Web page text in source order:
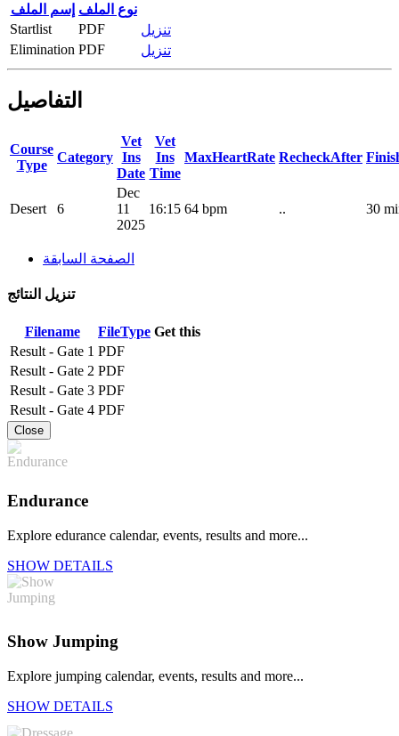
إسم الملف نوع الملف
Startlist
PDF
تنزيل
Elimination PDF تنزيل
التفاصيل
Course
Type
Category
Vet
Ins
Date
Vet
Ins
Time
MaxHeartRate RecheckAfter
Desert 6
Dec
11
2025
16:15 64 bpm .. 30
الصفحة السابقة
تنزيل النتائج
Filename FileType Get this
Result - Gate 1 PDF
Result - Gate 2 PDF
Result - Gate 3 PDF
Result - Gate 4 PDF
Close
Endurance
Explore edurance calendar, events, results and more...
SHOW DETAILS
Show Jumping
Explore jumping calendar, events, results and more...
SHOW DETAILS